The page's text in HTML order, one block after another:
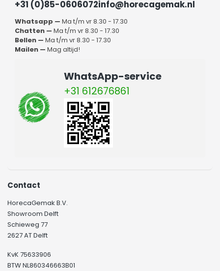
+31 (0)85-0606072info@horecagemak.nl
Whatsapp — Ma t/m vr 8.30 - 17.30
Chatten — Ma t/m vr 8.30 - 17.30
Bellen — Ma t/m vr 8.30 - 17.30
Mailen — Mag altijd!
WhatsApp-service
+31 612676861
Contact
HorecaGemak B.V.
Showroom Delft
Schieweg 77
2627 AT Delft
KvK 75633906
BTW NL860346663B01